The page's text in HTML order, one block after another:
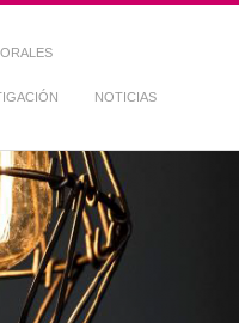
NOTICIAS